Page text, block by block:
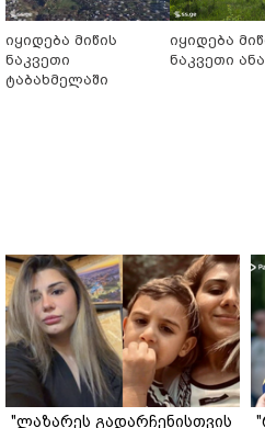
იყიდება მიწის
ნაკვეთი
ტაბახმელაში
იყიდება
ნაკვეთი
"ლაზარეს გადარჩენისთვის